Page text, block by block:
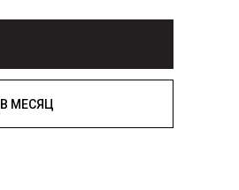
РАССРОЧКА ОТ 1000 РУБЛЕЙ В МЕСЯЦ